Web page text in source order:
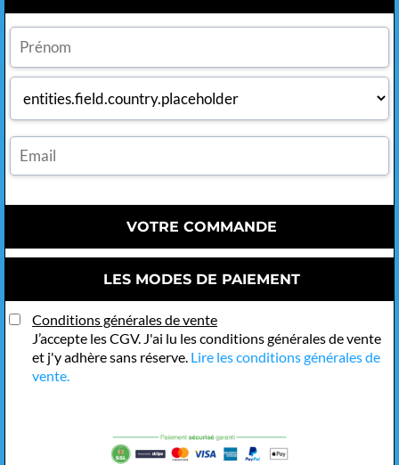
VOTRE COMMANDE
LES MODES DE PAIEMENT
Conditions générales de vente
J’accepte les CGV. J'ai lu les conditions générales de vente
et j'y adhère sans réserve. Lire les conditions générales de
vente.